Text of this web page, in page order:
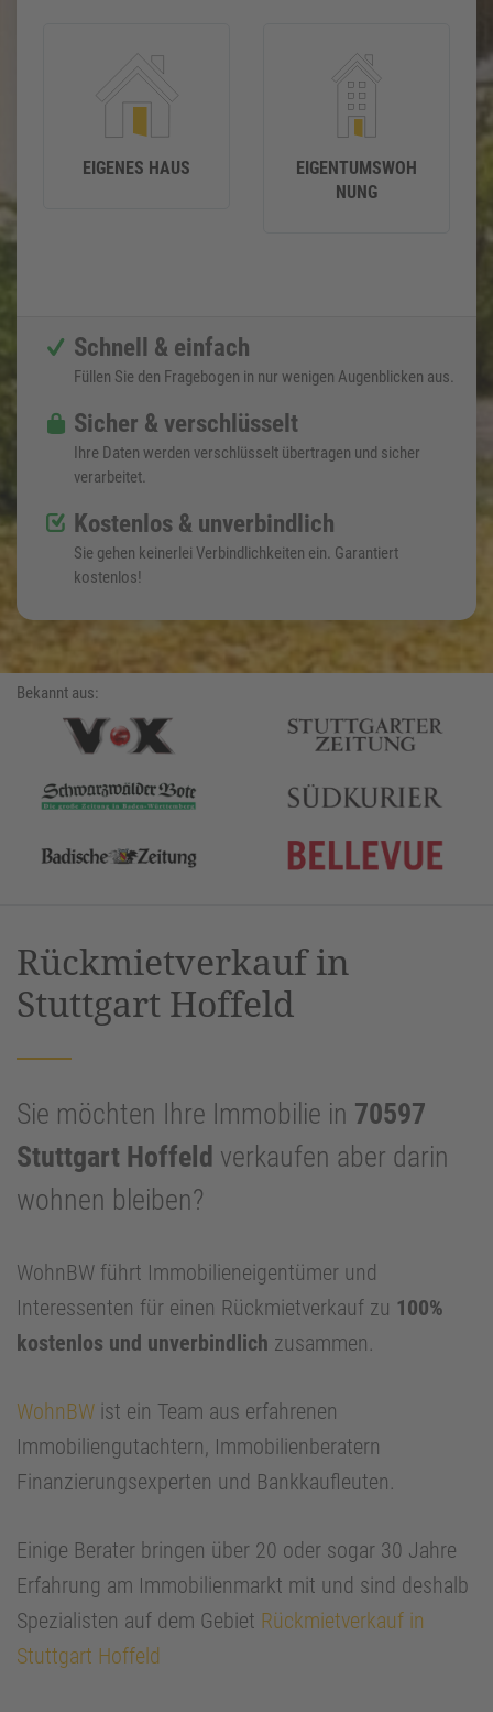
EIGENES HAUS
EIGENTUMSWOH
NUNG
Schnell & einfach
Füllen Sie den Fragebogen in nur wenigen Augenblicken aus.
Sicher & verschlüsselt
Ihre Daten werden verschlüsselt übertragen und sicher
verarbeitet.
Kostenlos & unverbindlich
Sie gehen keinerlei Verbindlichkeiten ein. Garantiert
kostenlos!
Bekannt aus:
Rückmietverkauf in
Stuttgart Hoffeld
Sie möchten Ihre Immobilie in 70597
Stuttgart Hoffeld verkaufen aber darin
wohnen bleiben?
WohnBW führt Immobilieneigentümer und
Interessenten für einen Rückmietverkauf zu 100%
kostenlos und unverbindlich zusammen.
WohnBW ist ein Team aus erfahrenen
Immobiliengutachtern, Immobilienberatern
Finanzierungsexperten und Bankkaufleuten.
Einige Berater bringen über 20 oder sogar 30 Jahre
Erfahrung am Immobilienmarkt mit und sind deshalb
Spezialisten auf dem Gebiet Rückmietverkauf in
Stuttgart Hoffeld